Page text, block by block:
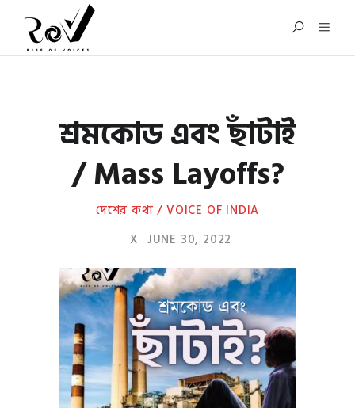
শ্রমকোড এবং ছাঁটাই
/ Mass Layoffs?
দেশের কথা / VOICE OF INDIA
X JUNE 30, 2022